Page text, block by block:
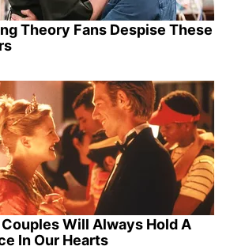
Theory Fans Despise These
Will Always Hold A
In Our Hearts